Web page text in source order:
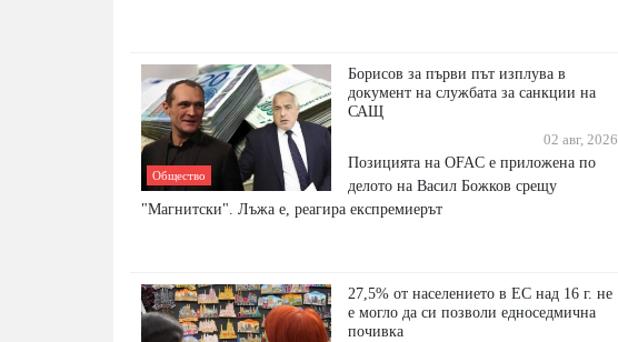
Общество
Борисов за първи път изплува в
документ на службата за санкции на
САЩ
02 авг, 2026
Позицията на OFAC е приложена по
делото на Васил Божков срещу
"Магнитски". Лъжа е, реагира експремиерът
27,5% от населението в ЕС над 16 г. не
е могло да си позволи едноседмична
почивка